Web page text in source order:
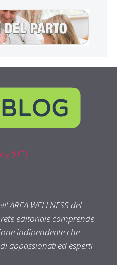
(UE)
AREA WELLNESS del
editoriale comprende
indipendente che
appassionati ed esperti